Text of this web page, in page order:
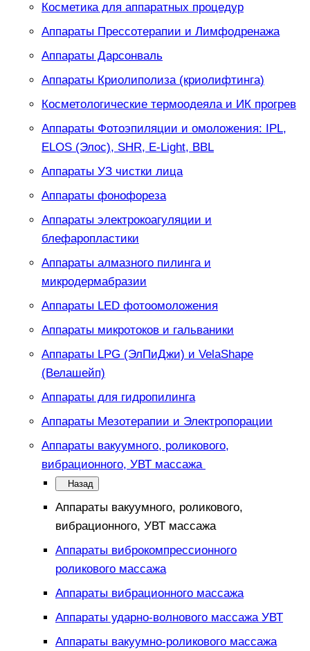
Косметика для аппаратных процедур
Аппараты Прессотерапии и Лимфодренажа
Аппараты Дарсонваль
Аппараты Криолиполиза (криолифтинга)
Косметологические термоодеяла и ИК прогрев
Аппараты Фотоэпиляции и омоложения: IPL,
ELOS (Элос), SHR, E-Light, BBL
Аппараты УЗ чистки лица
Аппараты фонофореза
Аппараты электрокоагуляции и
блефаропластики
Аппараты алмазного пилинга и
микродермабразии
Аппараты LED фотоомоложения
Аппараты микротоков и гальваники
Аппараты LPG (ЭлПиДжи) и VelaShape
(Велашейп)
Аппараты для гидропилинга
Аппараты Мезотерапии и Электропорации
Аппараты вакуумного, роликового,
вибрационного, УВТ массажа
Назад
Аппараты вакуумного, роликового,
вибрационного, УВТ массажа
Аппараты виброкомпрессионного
роликового массажа
Аппараты вибрационного массажа
Аппараты ударно-волнового массажа УВТ
Аппараты вакуумно-роликового массажа